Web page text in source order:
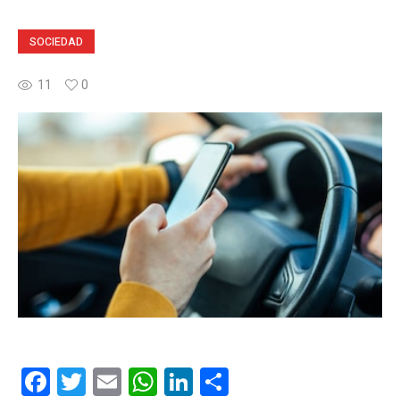
SOCIEDAD
11 0
FacebookTwitterEmail WhatsAppLinkedIn